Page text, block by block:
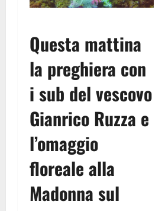
Questa mattina
la preghiera con
i sub del vescovo
Gianrico Ruzza e
l’omaggio
floreale alla
Madonna sul